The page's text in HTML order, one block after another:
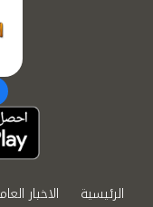
الرئيسية الاخبار